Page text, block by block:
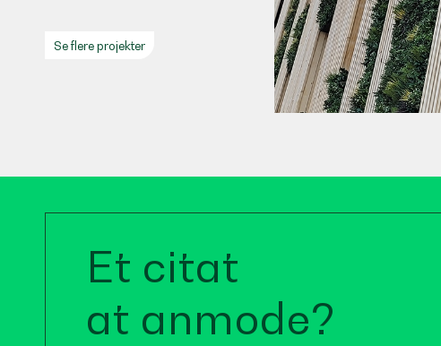
Se flere projekter
Et citat
at anmode?